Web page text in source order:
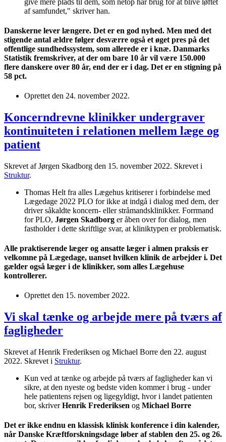
af samfundet," skriver han.
Danskerne lever længere. Det er en god nyhed. Men med det
stigende antal ældre følger desværre også et øget pres på det
offentlige sundhedssystem, som allerede er i knæ. Danmarks
Statistik fremskriver, at der om bare 10 år vil være 150.000
flere danskere over 80 år, end der er i dag. Det er en stigning på
58 pct.
Oprettet den 24. november 2022.
Koncerndrevne klinikker undergraver
kontinuiteten i relationen mellem læge og
patient
Skrevet af Jørgen Skadborg den 15. november 2022. Skrevet i
Struktur.
Thomas Helt fra alles Lægehus kritiserer i forbindelse med
Lægedage 2022 PLO for ikke at indgå i dialog med dem, der
driver såkaldte koncern- eller stråmandsklinikker. Forrmand
for PLO, Jørgen Skadborg er åben over for dialog, men
fastholder i dette skriftlige svar, at kliniktypen er problematisk.
Alle praktiserende læger og ansatte læger i almen praksis er
velkomne på Lægedage, uanset hvilken klinik de arbejder i. Det
gælder også læger i de klinikker, som alles Lægehuse
kontrollerer.
Oprettet den 15. november 2022.
Vi skal tænke og arbejde mere på tværs af
fagligheder
Skrevet af Henrik Frederiksen og Michael Borre den 22. august
2022. Skrevet i Struktur.
Kun ved at tænke og arbejde på tværs af fagligheder kan vi
sikre, at den nyeste og bedste viden kommer i brug - under
hele patientens rejsen og ligegyldigt, hvor i landet patienten
bor, skriverHenrik Frederiksen og Michael Borre
Det er ikke endnu en klassisk klinisk konference i din kalender,
når Danske Kræftforskningsdage løber af stablen den 25. og 26.